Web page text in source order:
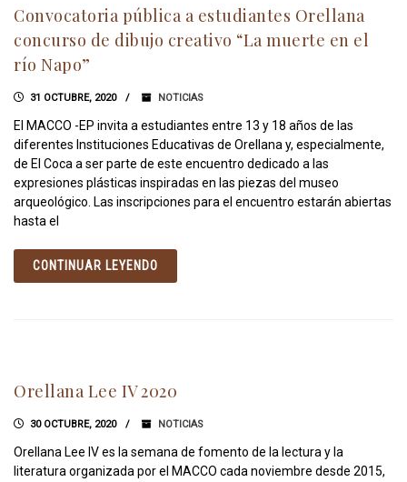
Convocatoria pública a estudiantes Orellana
concurso de dibujo creativo “La muerte en el
río Napo”
31 OCTUBRE, 2020 NOTICIAS
El MACCO -EP invita a estudiantes entre 13 y 18 años de las
diferentes Instituciones Educativas de Orellana y, especialmente,
de El Coca a ser parte de este encuentro dedicado a las
expresiones plásticas inspiradas en las piezas del museo
arqueológico. Las inscripciones para el encuentro estarán abiertas
hasta el
CONTINUAR LEYENDO
Orellana Lee IV 2020
30 OCTUBRE, 2020 NOTICIAS
Orellana Lee IV es la semana de fomento de la lectura y la
literatura organizada por el MACCO cada noviembre desde 2015,